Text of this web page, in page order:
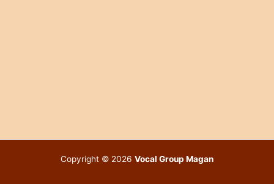
Copyright © 2026 Vocal Group Magan